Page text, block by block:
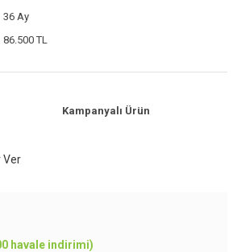
36 Ay
86.500 TL
Kampanyalı Ürün
Ver
havale indirimi)